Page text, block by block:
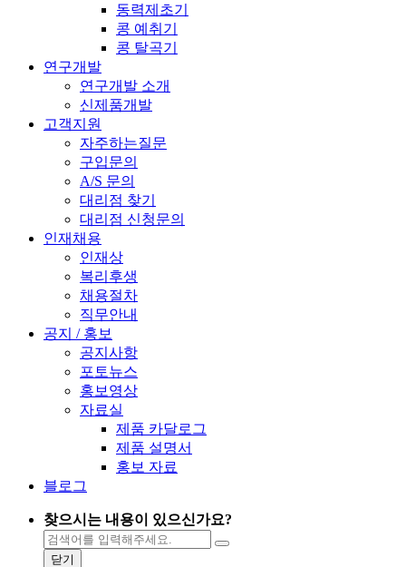
동력제초기
콩 예취기
콩 탈곡기
연구개발
연구개발 소개
신제품개발
고객지원
자주하는질문
구입문의
A/S 문의
대리점 찾기
대리점 신청문의
인재채용
인재상
복리후생
채용절차
직무안내
공지 / 홍보
공지사항
포토뉴스
홍보영상
자료실
제품 카달로그
제품 설명서
홍보 자료
블로그
찾으시는 내용이 있으신가요?
닫기